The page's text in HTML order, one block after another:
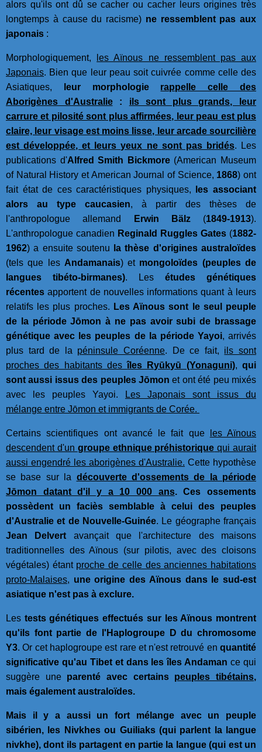
alors qu'ils ont dû se cacher ou cacher leurs origines très
longtemps à cause du racisme) ne ressemblent pas aux
japonais :
Morphologiquement,
les Aïnous ne ressemblent pas aux
Japonais. Bien que leur peau soit cuivrée comme celle des
Asiatiques,
leur morphologie rappelle celle des
Aborigènes d'Australie: ils sont plus grands, leur
carrure et pilosité sont plus affirmées, leur peau est plus
claire, leur visage est moins lisse, leur arcade sourcilière
est développée, et leurs yeux ne sont pas bridés. Les
publications d'Alfred Smith Bickmore(American Museum
of Natural History et American Journal of Science, 1868) ont
fait état de ces caractéristiques physiques, les associant
alors au type caucasien, à partir des thèses de
l'anthropologue allemand
Erwin Bälz(1849-1913).
L'anthropologue canadien Reginald Ruggles Gates (1882-
1962) a ensuite soutenu
la thèse d'origines australoïdes
(tels que les Andamanais) et mongoloïdes (peuples de
langues tibéto-birmanes). Les études génétiques
récentes apportent de nouvelles informations quant à leurs
relatifs les plus proches. Les Aïnous sont le seul peuple
de la période Jōmon à ne pas avoir subi de brassage
génétique avec les peuples de la période Yayoi, arrivés
plus tard de la péninsule Coréenne. De ce fait, ils sont
proches des habitants desîles Ryūkyū (Yonaguni),qui
sont aussi issus des peuples Jōmon et ont été peu mixés
avec les peuples Yayoi.
Les Japonais sont issus du
mélange entre Jōmon et immigrants de Corée.
Certains scientifiques ont avancé le fait que
les Aïnous
descendent d'un groupe ethnique préhistorique qui aurait
aussi engendré les aborigènes d'Australie. Cette hypothèse
se base sur la découverte d'ossements de la période
Jōmon datant d'il y a 10 000 ans. Ces ossements
possèdent un faciès semblable à celui des peuples
d'Australie et de Nouvelle-Guinée. Le géographe français
Jean Delvert avançait que l'architecture des maisons
traditionnelles des Aïnous (sur pilotis, avec des cloisons
végétales) étant proche de celle des anciennes habitations
proto-Malaises, une origine des Aïnous dans le sud-est
asiatique n'est pas à exclure.
Les tests génétiques effectués sur les Aïnous montrent
qu'ils font partie de l'Haplogroupe D du chromosome
Y3. Or cet haplogroupe est rare et n'est retrouvé en quantité
significative qu'au Tibet et dans les îles Andaman ce qui
suggère une parenté avec certains peuples tibétains,
mais également australoïdes.
Mais il y a aussi un fort mélange avec un peuple
sibérien, les Nivkhes ou Guiliaks (qui parlent la langue
nivkhe), dont ils partagent en partie la langue (qui est un